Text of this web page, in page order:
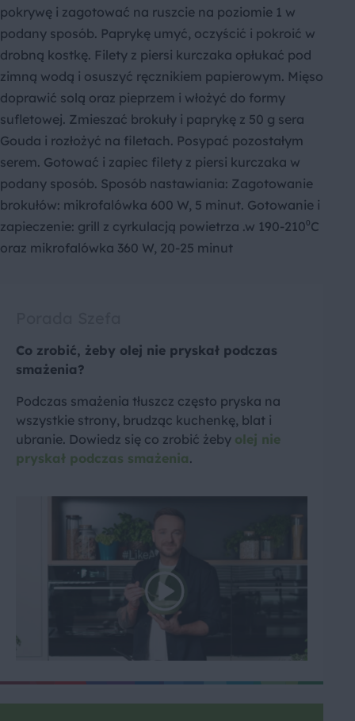
pokrywę i zagotować na ruszcie na poziomie 1 w
podany sposób. Paprykę umyć, oczyścić i pokroić w
drobną kostkę. Filety z piersi kurczaka opłukać pod
zimną wodą i osuszyć ręcznikiem papierowym. Mięso
doprawić solą oraz pieprzem i włożyć do formy
sufletowej. Zmieszać brokuły i paprykę z 50 g sera
Gouda i rozłożyć na filetach. Posypać pozostałym
serem. Gotować i zapiec filety z piersi kurczaka w
podany sposób. Sposób nastawiania: Zagotowanie
brokułów: mikrofalówka 600 W, 5 minut. Gotowanie i
zapieczenie: grill z cyrkulacją powietrza .w 190-210⁰C
oraz mikrofalówka 360 W, 20-25 minut
Co zrobić, żeby olej nie pryskał podczas
smażenia?
Podczas smażenia tłuszcz często pryska na
wszystkie strony, brudząc kuchenkę, blat i
ubranie. Dowiedz się co zrobić żeby olej nie
pryskał podczas smażenia.